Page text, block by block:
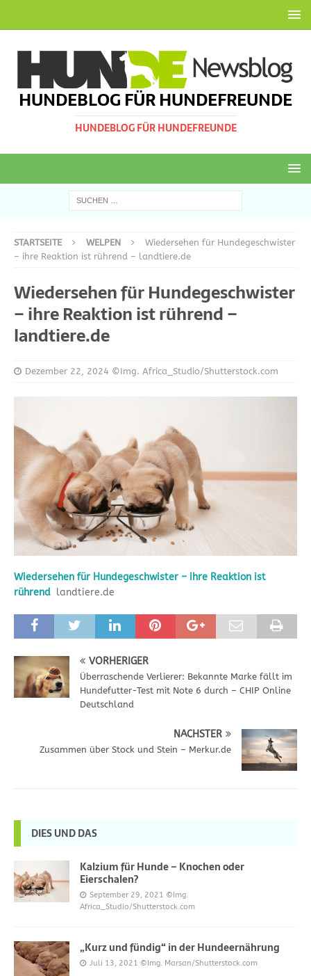
HUNDEBLOG FÜR HUNDEFREUNDE
HUNDEBLOG FÜR HUNDEFREUNDE
STARTSEITE WELPEN
Wiedersehen für Hundegeschwister
– ihre Reaktion ist rührend – landtiere.de
Wiedersehen für Hundegeschwister
– ihre Reaktion ist rührend –
landtiere.de
Dezember 22, 2024 ©Img. Africa_Studio/Shutterstock.com
Wiedersehen für Hundegeschwister – ihre Reaktion ist
rührend landtiere.de
VORHERIGER
Überraschende Verlierer: Bekannte Marke fällt im
Hundefutter-Test mit Note 6 durch – CHIP Online
Deutschland
NÄCHSTER
Zusammen über Stock und Stein – Merkur.de
DIES UND DAS
Kalzium für Hunde – Knochen oder
Eierschalen?
September 29, 2021 ©Img.
Africa_Studio/Shutterstock.com
„Kurz und fündig“ in der Hundeernährung
Juli 13, 2021 ©Img. Marsan/Shutterstock.com